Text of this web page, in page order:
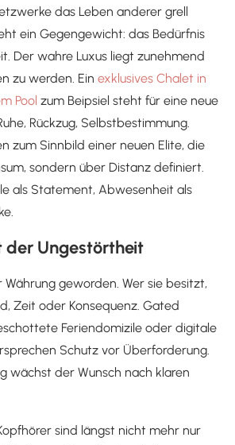
das Leben anderer grell
ein Gegengewicht: das Bedürfnis
Der wahre Luxus liegt zunehmend
zu werden. Ein exklusives Chalet in
Pool zum Beipsiel steht für eine neue
Rückzug, Selbstbestimmung.
zum Sinnbild einer neuen Elite, die
sondern über Distanz definiert.
als Statement, Abwesenheit als
der Ungestörtheit
Währung geworden. Wer sie besitzt,
Zeit oder Konsequenz. Gated
Feriendomizile oder digitale
Schutz vor Überforderung.
wächst der Wunsch nach klaren
sind längst nicht mehr nur